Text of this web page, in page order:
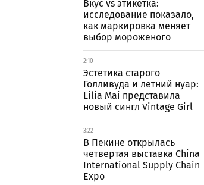
Вкус vs этикетка:
исследование показало,
как маркировка меняет
выбор мороженого
2:10
Эстетика старого
Голливуда и летний нуар:
Lilia Mai представила
новый сингл Vintage Girl
3:22
В Пекине открылась
четвертая выставка China
International Supply Chain
Expo